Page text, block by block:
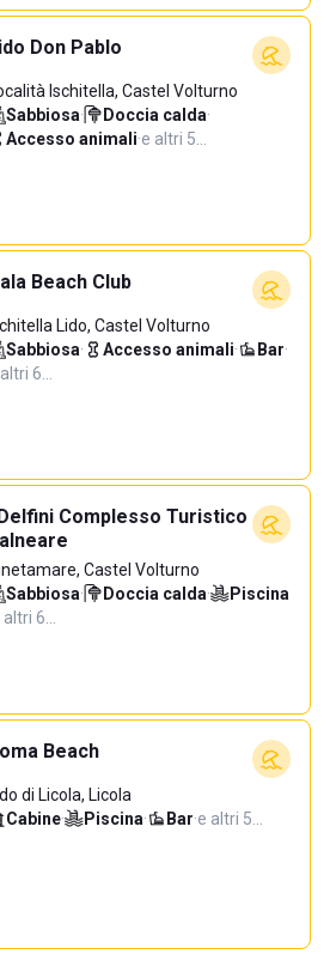
Don Pablo
Ischitella, Castel Volturno
Sabbiosa· Doccia calda·
Accesso animali·e altri 5…
Beach Club
Lido, Castel Volturno
Sabbiosa· Accesso animali· Bar·
6…
Complesso Turistico
Castel Volturno
Sabbiosa· Doccia calda·
Piscina
altri 6…
Beach
di Licola, Licola
Cabine· Piscina· Bar·e altri 5…